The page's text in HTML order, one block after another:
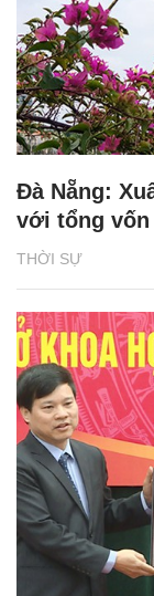
THỜI SỰ
Đà Nẵng:
với tổng vốn